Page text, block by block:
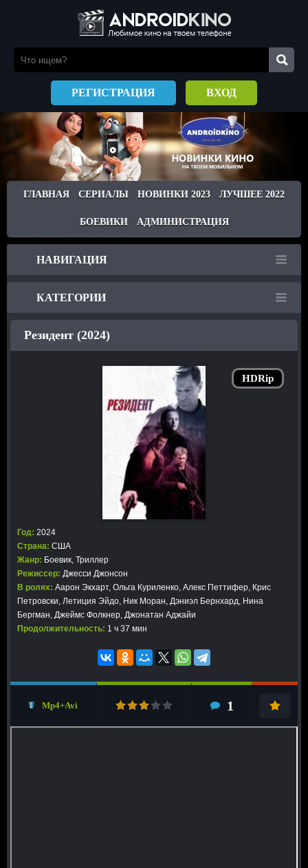
РЕГИСТРАЦИЯ ВХОД
ГЛАВНАЯ СЕРИАЛЫ НОВИНКИ 2023 ЛУЧШЕЕ 2022
БОЕВИКИ АДМИНИСТРАЦИЯ
НАВИГАЦИЯ
КАТЕГОРИИ
HDRip
Резидент (2024)
Год: 2024
Страна: США
Жанр: Боевик Триллер
Режиссер: Джесси Джонсон
В ролях: Аарон Экхарт, Ольга Куриленко, Алекс Петтифер, Крис
Петровски, Летиция Эйдо, Ник Моран, Дэниэл Бернхард, Нина
Бергман, Джеймс Фолкнер, Джонатан Аджайи
Продолжительность: 1 ч 37 мин
Mp4+Avi 1